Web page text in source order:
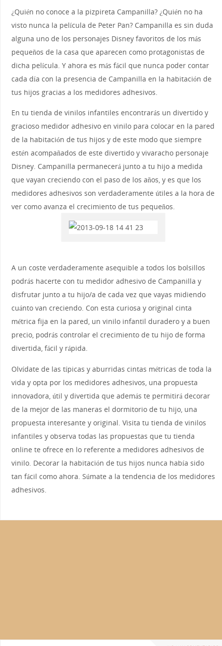
¿Quién no conoce a la pizpireta Campanilla? ¿Quién no ha
visto nunca la película de Peter Pan? Campanilla es sin duda
alguna uno de los personajes Disney favoritos de los más
pequeños de la casa que aparecen como protagonistas de
dicha película. Y ahora es más fácil que nunca poder contar
cada día con la presencia de Campanilla en la habitación de
tus hijos gracias a los medidores adhesivos.
En tu tienda de vinilos infantiles encontrarás un divertido y
gracioso medidor adhesivo en vinilo para colocar en la pared
de la habitación de tus hijos y de este modo que siempre
estén acompañados de este divertido y vivaracho personaje
Disney. Campanilla permanecerá junto a tu hijo a medida
que vayan creciendo con el paso de los años, y es que los
medidores adhesivos son verdaderamente útiles a la hora de
ver como avanza el crecimiento de tus pequeños.
A un coste verdaderamente asequible a todos los bolsillos
podrás hacerte con tu medidor adhesivo de Campanilla y
disfrutar junto a tu hijo/a de cada vez que vayas midiendo
cuánto van creciendo. Con esta curiosa y original cinta
métrica fija en la pared, un vinilo infantil duradero y a buen
precio, podrás controlar el crecimiento de tu hijo de forma
divertida, fácil y rápida.
Olvídate de las típicas y aburridas cintas métricas de toda la
vida y opta por los medidores adhesivos, una propuesta
innovadora, útil y divertida que además te permitirá decorar
de la mejor de las maneras el dormitorio de tu hijo, una
propuesta interesante y original. Visita tu tienda de vinilos
infantiles y observa todas las propuestas que tu tienda
online te ofrece en lo referente a medidores adhesivos de
vinilo. Decorar la habitación de tus hijos nunca había sido
tan fácil como ahora. Súmate a la tendencia de los medidores
adhesivos.